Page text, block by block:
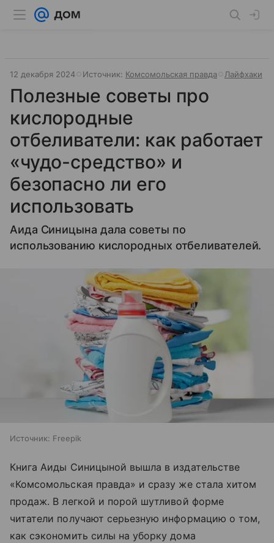
12 декабря 2024 Источник: Комсомольская правда Лайфхаки
Полезные советы про
кислородные
отбеливатели: как работает
«чудо-средство» и
безопасно ли его
использовать
Аида Синицына дала советы по
использованию кислородных отбеливателей.
Источник: Freepik
Книга Аиды Синицыной вышла в издательстве
«Комсомольская правда» и сразу же стала хитом
продаж. В легкой и порой шутливой форме
читатели получают серьезную информацию о том,
как сэкономить силы на уборку дома